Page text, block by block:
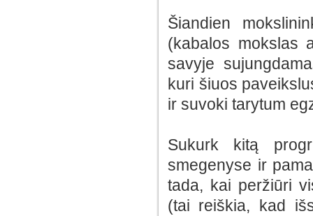
Šiandien
(kabalos mokslas
savyje
kuri šiuos
ir suvoki tarytum
Sukurk kitą
smegenyse ir
tada, kai peržiūri
(tai reiškia, kad